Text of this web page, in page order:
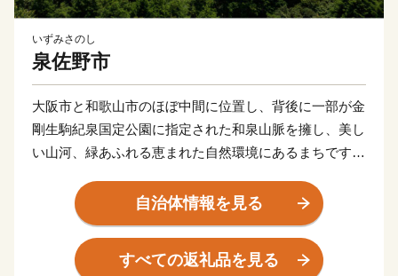
いずみさのし
泉佐野市
大阪市と和歌山市のほぼ中間に位置し、背後に一部が金
剛生駒紀泉国定公園に指定された和泉山脈を擁し、美し
い山河、緑あふれる恵まれた自然環境にあるまちです。
たが、関西国際空港の開港などに伴う人口の増加ととも
に、商業・サービス業が盛んになっています。
関空によるインパクトを最大限に活用し、世界と日本を
結ぶ玄関都市として、21世紀にふさわしい国際都市をめ
自治体情報を見る
すべての返礼品を見る